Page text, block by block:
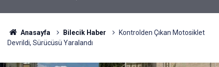
Anasayfa Bilecik Haber
Kontrolden Çıkan Motosiklet
Devrildi, Sürücüsü Yaralandı